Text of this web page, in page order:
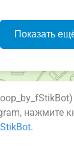
Показать
нажмите
.